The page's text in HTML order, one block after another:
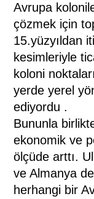
Avrupa
çözmek için
15.yüzyıldan
kesimleriyle
koloni
yerde yerel
ediyordu .
Bununla
ekonomik ve
ölçüde arttı.
ve Almanya
herhangi bir